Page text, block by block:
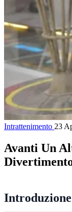
Intrattenimento 23
Avanti Un